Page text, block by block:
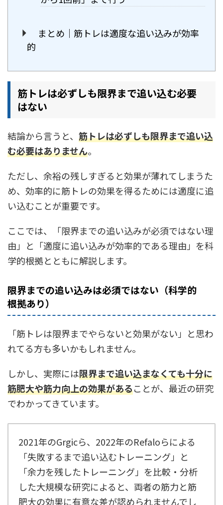
まとめ｜筋トレは適度な追い込みが効率
的
筋トレは必ずしも限界まで追い込む必要
はない
結論から言うと、 筋トレは必ずしも限界まで追い込
む必要はありません。
ただし、余裕の残しすぎると効果が薄れてしまうた
め、効率的に筋トレの効果を得るためには適度に追
い込むことが重要です。
ここでは、「限界までの追い込みが必須ではない理
由」と「適度に追い込みが効率的である理由」を科
学的根拠とともに解説します。
限界までの追い込みは必須ではない（科学的
根拠あり）
「筋トレは限界までやらないと効果がない」と思わ
れてる方も多いかもしれません。
しかし、実際には限界まで追い込まなくても十分に
筋肥大や筋力向上の効果があることが、最近の研究
でわかってきています。
2021年のGrgicら、2022年のRefaloらによる
「失敗するまで追い込むトレーニング」と
「余力を残したトレーニング」を比較・分析
した大規模な研究によると、両者の筋力と筋
肥大の効果に有意な差が認められませんでし